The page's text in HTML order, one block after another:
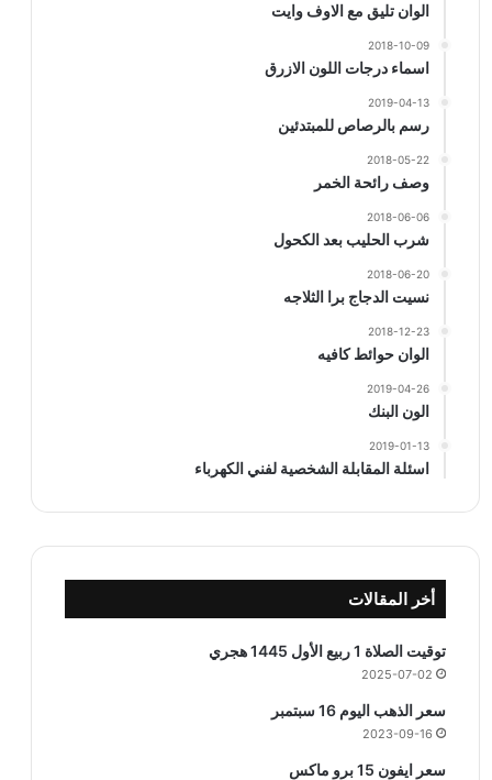
الوان تليق مع الاوف وايت
2018-10-09
اسماء درجات اللون الازرق
2019-04-13
رسم بالرصاص للمبتدئين
2018-05-22
وصف رائحة الخمر
2018-06-06
شرب الحليب بعد الكحول
2018-06-20
نسيت الدجاج برا الثلاجه
2018-12-23
الوان حوائط كافيه
2019-04-26
الون البنك
2019-01-13
اسئلة المقابلة الشخصية لفني الكهرباء
أخر المقالات
توقيت الصلاة 1 ربيع الأول 1445 هجري
2025-07-02
سعر الذهب اليوم 16 سبتمبر
2023-09-16
سعر ايفون 15 برو ماكس